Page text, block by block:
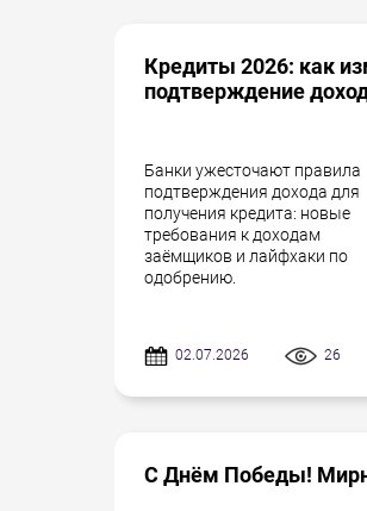
Кредиты 2026: как
подтверждение
Банки ужесточают правила
подтверждения дохода для
получения кредита: новые
требования к доходам
заёмщиков и лайфхаки по
одобрению.
02.07.2026 26
С Днём Победы!